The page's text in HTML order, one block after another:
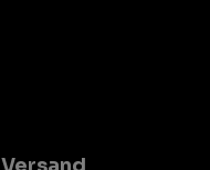
Versand